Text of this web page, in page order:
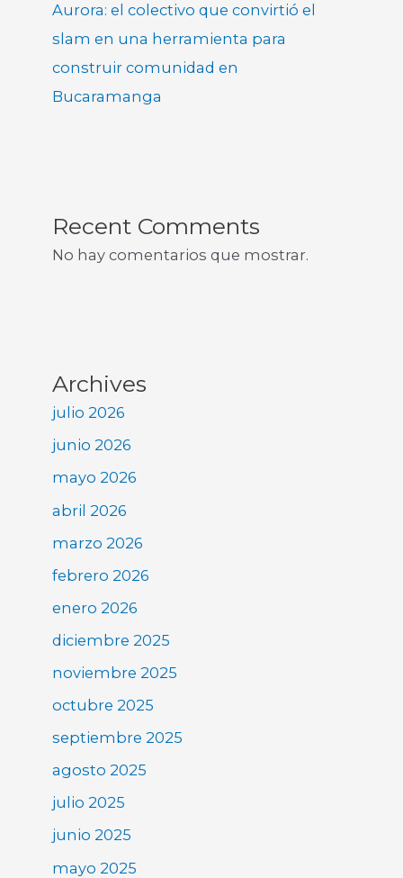
Aurora: el colectivo que convirtió el
slam en una herramienta para
construir comunidad en
Bucaramanga
Recent Comments
No hay comentarios que mostrar.
Archives
julio 2026
junio 2026
mayo 2026
abril 2026
marzo 2026
febrero 2026
enero 2026
diciembre 2025
noviembre 2025
octubre 2025
septiembre 2025
agosto 2025
julio 2025
junio 2025
mayo 2025